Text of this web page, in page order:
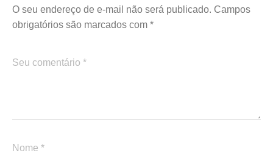
O seu endereço de e-mail não será publicado. Campos
obrigatórios são marcados com *